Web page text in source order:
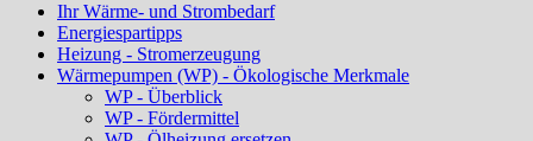
Ihr Wärme- und Strombedarf
Energiespartipps
Heizung - Stromerzeugung
Wärmepumpen (WP) - Ökologische Merkmale
WP - Überblick
WP - Fördermittel